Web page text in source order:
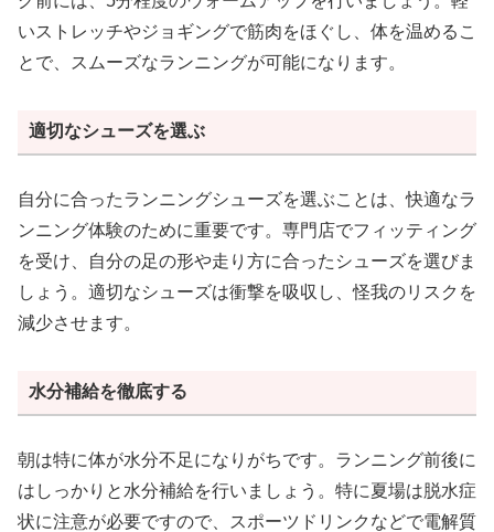
いストレッチやジョギングで筋肉をほぐし、体を温めるこ
とで、スムーズなランニングが可能になります。
適切なシューズを選ぶ
自分に合ったランニングシューズを選ぶことは、快適なラ
ンニング体験のために重要です。専門店でフィッティング
を受け、自分の足の形や走り方に合ったシューズを選びま
しょう。適切なシューズは衝撃を吸収し、怪我のリスクを
減少させます。
水分補給を徹底する
朝は特に体が水分不足になりがちです。ランニング前後に
はしっかりと水分補給を行いましょう。特に夏場は脱水症
状に注意が必要ですので、スポーツドリンクなどで電解質